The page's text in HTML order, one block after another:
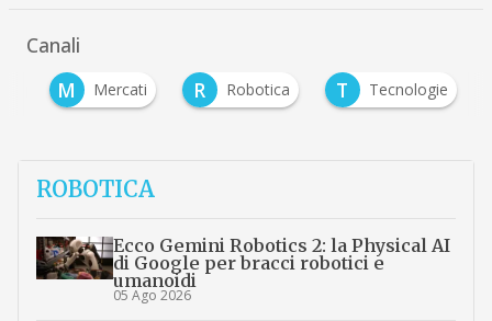
Canali
M Mercati R Robotica T Tecnologie
ROBOTICA
Ecco Gemini Robotics 2: la Physical AI
di Google per bracci robotici e
umanoidi
05 Ago 2026